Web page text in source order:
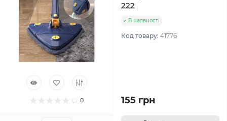
0
222
В наявності
Код товару: 41776
155 грн